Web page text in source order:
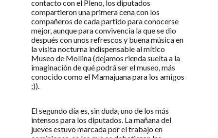
contacto con el Pleno, los diputados
compartieron una primera cena con los
compañeros de cada partido para conocerse
mejor, aunque para convivencia la que se dio
después con unos refrescos y buena música en
la visita nocturna indispensable al mítico
Museo de Mollina (dejamos rienda suelta a la
imaginación de qué podrá ser el museo, más
conocido como el Mamajuana para los amigos
;)).
El segundo día es, sin duda, uno de los más
intensos para los diputados. La mañana del
jueves estuvo marcada por el trabajo en